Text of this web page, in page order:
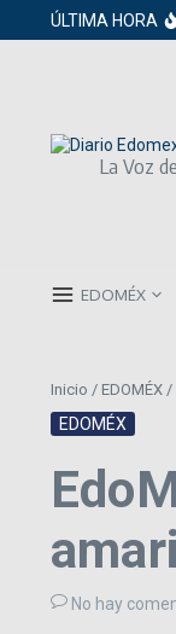
Saltar al contenido
ÚLTIMA HORA
Del cabildo
La Voz
EDOMÉX
Inicio / EDOMÉX /
EDOMÉX
No hay